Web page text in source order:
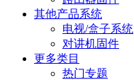
其他产品系统
电视/盒子系统
对讲机固件
更多类目
热门专题